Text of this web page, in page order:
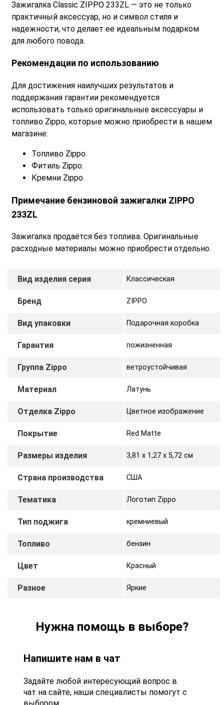
Зажигалка Classic ZIPPO 233ZL — это не только
практичный аксессуар, но и символ стиля и
надежности, что делает ее идеальным подарком
для любого повода.
Рекомендации по использованию
Для достижения наилучших результатов и
поддержания гарантии рекомендуется
использовать только оригинальные аксессуары и
топливо Zippo, которые можно приобрести в нашем
магазине:
Топливо Zippo.
Фитиль Zippo.
Кремни Zippo.
Примечание бензиновой зажигалки ZIPPO
233ZL
Зажигалка продаётся без топлива. Оригинальные
расходные материалы можно приобрести отдельно.
Вид изделия серия Классическая
Бренд ZIPPO
Вид упаковки Подарочная коробка
Гарантия пожизненная
Группа Zippo ветроустойчивая
Материал Латунь
Отделка Zippo Цветное изображение
Покрытие Red Matte
Размеры изделия 3,81 х 1,27 x 5,72 cм
Страна производства США
Тематика Логотип Zippo
Тип поджига кремниевый
Топливо бензин
Цвет Красный
Разное Яркие
Нужна помощь в выборе?
Напишите нам в чат
Задайте любой интересующий вопрос в
чат на сайте, наши специалисты помогут с
выбором.